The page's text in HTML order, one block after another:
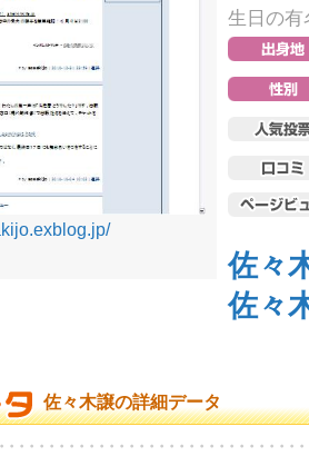
生日の有
佐々
佐々
佐々木譲の詳細データ